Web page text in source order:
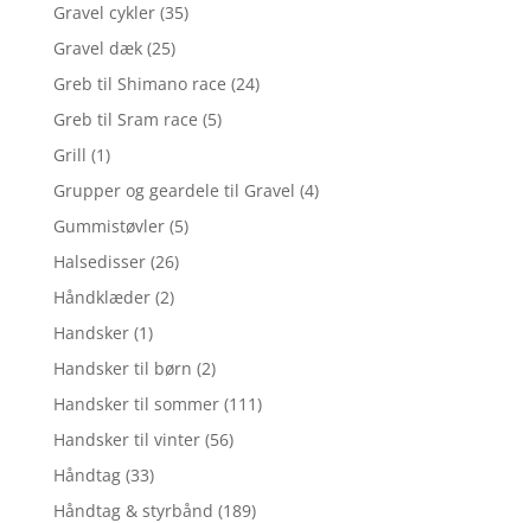
Gravel cykler (35)
Gravel dæk (25)
Greb til Shimano race (24)
Greb til Sram race (5)
Grill (1)
Grupper og geardele til Gravel (4)
Gummistøvler (5)
Halsedisser (26)
Håndklæder (2)
Handsker (1)
Handsker til børn (2)
Handsker til sommer (111)
Handsker til vinter (56)
Håndtag (33)
Håndtag & styrbånd (189)